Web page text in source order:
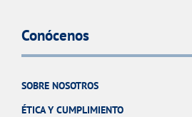
Conócenos
SOBRE NOSOTROS
ÉTICA Y CUMPLIMIENTO